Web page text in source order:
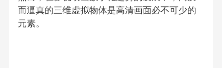
而逼真的三维虚拟物体是高清画面必不可少的
元素。